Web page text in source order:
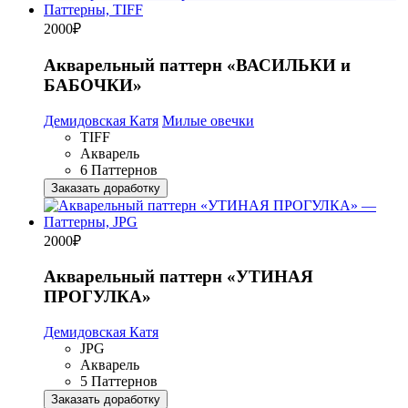
2000₽
Акварельный паттерн «ВАСИЛЬКИ и
БАБОЧКИ»
Демидовская Катя Милые овечки
TIFF
Акварель
6 Паттернов
Заказать доработку
2000₽
Акварельный паттерн «УТИНАЯ
ПРОГУЛКА»
Демидовская Катя
JPG
Акварель
5 Паттернов
Заказать доработку